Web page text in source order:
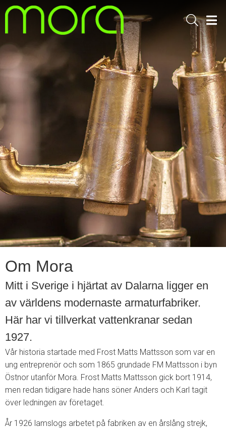
Sök
Om Mora
Mitt i Sverige i hjärtat av Dalarna ligger en
av världens modernaste armaturfabriker.
Här har vi tillverkat vattenkranar sedan
1927.
Vår historia startade med Frost Matts Mattsson som var en
ung entreprenör och som 1865 grundade FM Mattsson i byn
Östnor utanför Mora. Frost Matts Mattsson gick bort 1914,
men redan tidigare hade hans söner Anders och Karl tagit
över ledningen av företaget.
År 1926 lamslogs arbetet på fabriken av en årslång strejk,